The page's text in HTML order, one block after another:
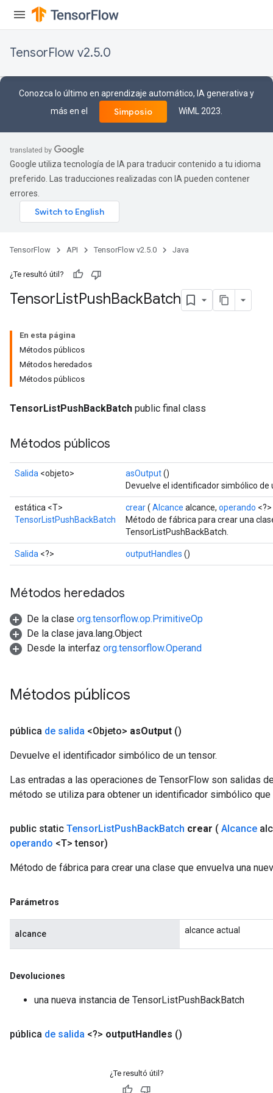
TensorFlow v2.5.0
Conozca lo último en aprendizaje automático, IA generativa y
más en el
Simposio WiML 2023.
Google utiliza tecnología de IA para traducir contenido a tu idioma
preferido. Las traducciones realizadas con IA pueden contener
errores.
TensorFlow API TensorFlow v2.5.0 Java
¿Te resultó útil?
TensorListPushBackBatch
En esta página
Métodos públicos
Métodos heredados
Métodos públicos
TensorListPushBackBatch public final class
Métodos públicos
Salida <objeto> asOutput()
Devuelve el identificador simbólico de
estática <T>
TensorListPushBackBatch
crear( Alcance alcance, operando
Método de fábrica para crear una
TensorListPushBackBatch.
Salida <?> outputHandles ()
Métodos heredados
De la clase org.tensorflow.op.PrimitiveOp
De la clase java.lang.Object
Desde la interfaz org.tensorflow.Operand
Métodos públicos
pública de salida <Objeto> asOutput ()
Devuelve el identificador simbólico de un tensor.
Las entradas a las operaciones de TensorFlow son salidas
método se utiliza para obtener un identificador simbólico
public static TensorListPushBackBatch crear ( Alcance
operando <T> tensor)
Método de fábrica para crear una clase que envuelva una
Parámetros
alcance alcance actual
Devoluciones
una nueva instancia de TensorListPushBackBatch
pública de salida <?> outputHandles ()
¿Te resultó útil?